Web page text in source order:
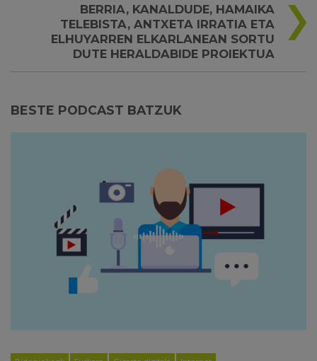
BERRIA, KANALDUDE, HAMAIKA
TELEBISTA, ANTXETA IRRATIA ETA
ELHUYARREN ELKARLANEAN SORTU
DUTE HERALDABIDE PROIEKTUA
BESTE PODCAST BATZUK